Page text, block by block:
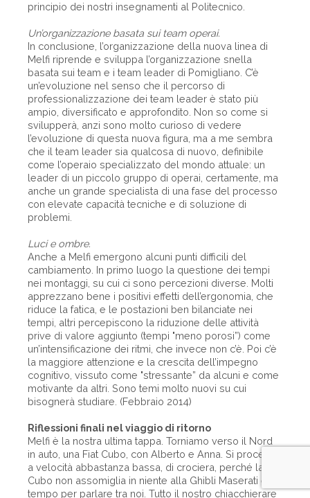
principio dei nostri insegnamenti al Politecnico.
Un’organizzazione basata sui team operai.
In conclusione, l’organizzazione della nuova linea di
Melfi riprende e sviluppa l’organizzazione snella
basata sui team e i team leader di Pomigliano. C’è
un’evoluzione nel senso che il percorso di
professionalizzazione dei team leader è stato più
ampio, diversificato e approfondito. Non so come si
svilupperà, anzi sono molto curioso di vedere
l’evoluzione di questa nuova figura, ma a me sembra
che il team leader sia qualcosa di nuovo, definibile
come l’operaio specializzato del mondo attuale: un
leader di un piccolo gruppo di operai, certamente, ma
anche un grande specialista di una fase del processo
con elevate capacità tecniche e di soluzione di
problemi.
Luci e ombre.
Anche a Melfi emergono alcuni punti difficili del
cambiamento. In primo luogo la questione dei tempi
nei montaggi, su cui ci sono percezioni diverse. Molti
apprezzano bene i positivi effetti dell’ergonomia, che
riduce la fatica, e le postazioni ben bilanciate nei
tempi, altri percepiscono la riduzione delle attività
prive di valore aggiunto (tempi "meno porosi”) come
un’intensificazione dei ritmi, che invece non c’è. Poi c’è
la maggiore attenzione e la crescita dell’impegno
cognitivo, vissuto come "stressante” da alcuni e come
motivante da altri. Sono temi molto nuovi su cui
bisognerà studiare. (Febbraio 2014)
Riflessioni finali nel viaggio di ritorno
Melfi è la nostra ultima tappa. Torniamo verso il Nord
in auto, una Fiat Cubo, con Alberto e Anna. Si procede
a velocità abbastanza bassa, di crociera, perché la
Cubo non assomiglia in niente alla Ghibli Maserati e c’è
tempo per parlare tra noi. Tutto il nostro chiacchierare